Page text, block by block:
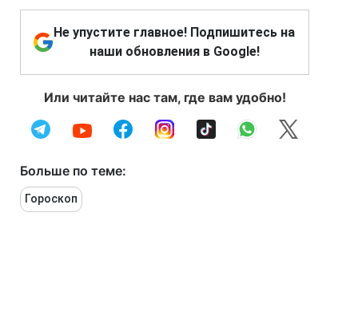
Не упустите главное! Подпишитесь на
наши обновления в Google!
Или читайте нас там, где вам удобно!
Больше по теме:
Гороскоп